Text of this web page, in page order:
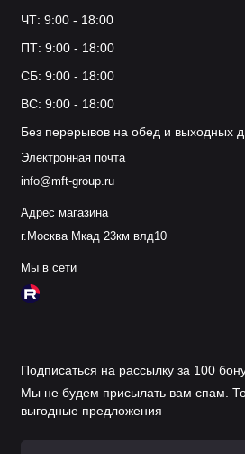
ЧТ: 9:00 - 18:00
ПТ: 9:00 - 18:00
СБ: 9:00 - 18:00
ВС: 9:00 - 18:00
Без перерывов на обед и выходных
Электронная почта
info@mft-group.ru
Адрес магазина
г.Москва Мкад 23км влд10
Мы в сети
Подписаться на рассылку за 100
Мы не будем присылать вам спам.
выгодные предложения